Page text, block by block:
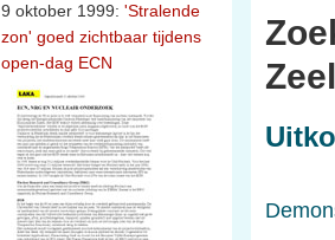
9 oktober 1999: 'Stralende
zon' goed zichtbaar tijdens
open-dag ECN